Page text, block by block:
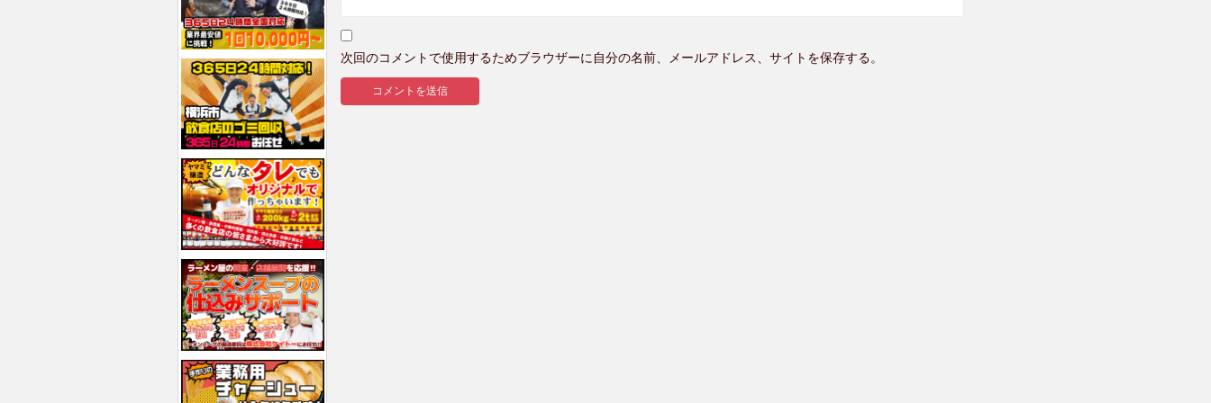
次回のコメントで使用するためブラウザーに自分の名前、メールアドレス、サイトを保存する。